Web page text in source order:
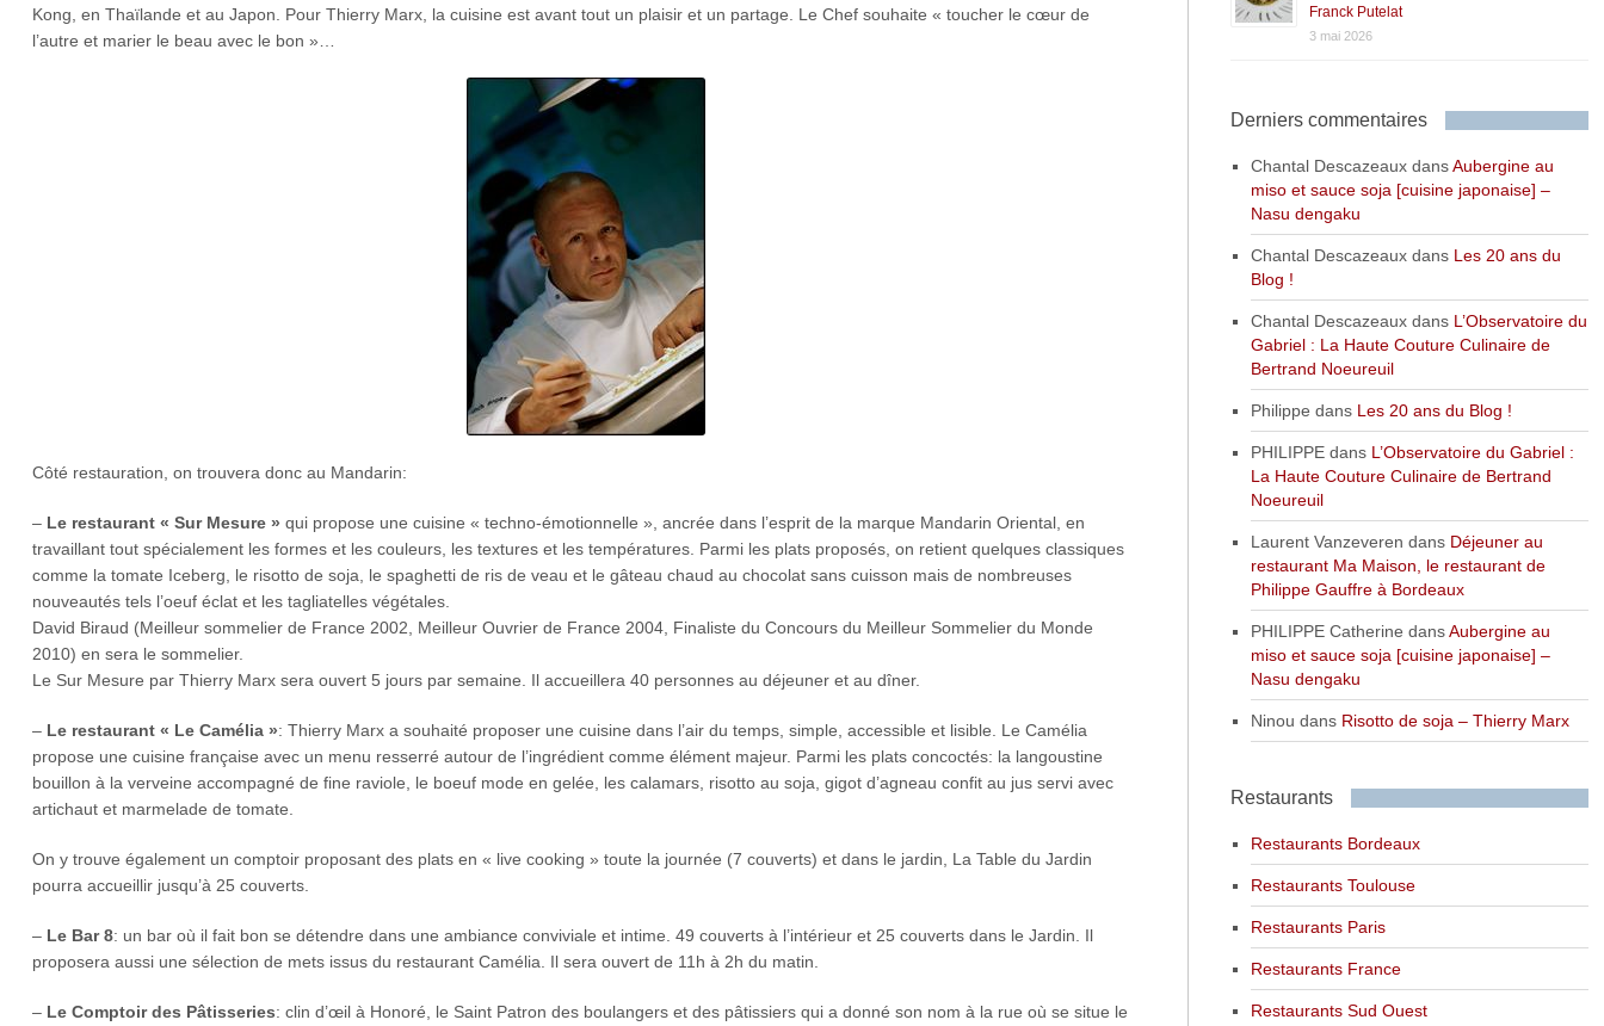
Kong, en Thaïlande et au Japon. Pour Thierry Marx, la cuisine est avant tout un plaisir et un partage. Le Chef souhaite « toucher le cœur de
l’autre et marier le beau avec le bon »…
Côté restauration, on trouvera donc au Mandarin:
– Le restaurant « Sur Mesure » qui propose une cuisine « techno-émotionnelle », ancrée dans l’esprit de la marque Mandarin Oriental, en
travaillant tout spécialement les formes et les couleurs, les textures et les températures. Parmi les plats proposés, on retient quelques classiques
comme la tomate Iceberg, le risotto de soja, le spaghetti de ris de veau et le gâteau chaud au chocolat sans cuisson mais de nombreuses
nouveautés tels l’oeuf éclat et les tagliatelles végétales.
David Biraud (Meilleur sommelier de France 2002, Meilleur Ouvrier de France 2004, Finaliste du Concours du Meilleur Sommelier du Monde
2010) en sera le sommelier.
Le Sur Mesure par Thierry Marx sera ouvert 5 jours par semaine. Il accueillera 40 personnes au déjeuner et au dîner.
– Le restaurant « Le Camélia »: Thierry Marx a souhaité proposer une cuisine dans l’air du temps, simple, accessible et lisible. Le Camélia
propose une cuisine française avec un menu resserré autour de l’ingrédient comme élément majeur. Parmi les plats concoctés: la langoustine
bouillon à la verveine accompagné de fine raviole, le boeuf mode en gelée, les calamars, risotto au soja, gigot d’agneau confit au jus servi avec
artichaut et marmelade de tomate.
On y trouve également un comptoir proposant des plats en « live cooking » toute la journée (7 couverts) et dans le jardin, La Table du Jardin
pourra accueillir jusqu’à 25 couverts.
– Le Bar 8: un bar où il fait bon se détendre dans une ambiance conviviale et intime. 49 couverts à l’intérieur et 25 couverts dans le Jardin. Il
proposera aussi une sélection de mets issus du restaurant Camélia. Il sera ouvert de 11h à 2h du matin.
– Le Comptoir des Pâtisseries: clin d’œil à Honoré, le Saint Patron des boulangers et des pâtissiers qui a donné son nom à la rue où se situe le
Franck Putelat
3 mai 2026
Derniers commentaires
Chantal DescazeauxdansAubergine au
miso et sauce soja [cuisine japonaise] –
Nasu dengaku
Chantal Descazeauxdans Les 20 ans du
Blog !
Chantal Descazeauxdans L’Observatoire du
Gabriel : La Haute Couture Culinaire de
Bertrand Noeureuil
Philippe dans Les 20 ans du Blog !
PHILIPPEdans L’Observatoire du Gabriel :
La Haute Couture Culinaire de Bertrand
Noeureuil
Laurent Vanzeveren dans Déjeuner au
restaurant Ma Maison, le restaurant de
Philippe Gauffre à Bordeaux
PHILIPPE Catherine dansAubergine au
miso et sauce soja [cuisine japonaise] –
Nasu dengaku
Ninou dans Risotto de soja – Thierry Marx
Restaurants
Restaurants Bordeaux
Restaurants Toulouse
Restaurants Paris
Restaurants France
Restaurants Sud Ouest